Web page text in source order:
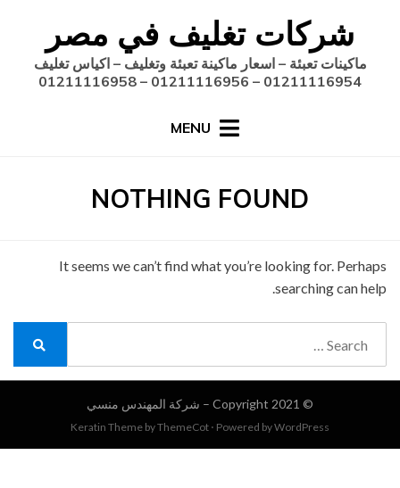
content
شركات تغليف في مصر
ماكينات تعبئة – اسعار ماكينة تعبئة وتغليف – اكياس تغليف
01211116954 – 01211116956 – 01211116958
MENU
NOTHING FOUND
It seems we can’t find what you’re looking for. Perhaps
searching can help.
© Copyright 2021 – شركة المهندس منسي
Keratin Theme byThemeCot ⋅ Powered byWordPress